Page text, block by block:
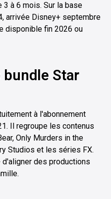
3 à 6 mois. Sur la base
arrivée Disney+ septembre
disponible fin 2026 ou
bundle Star
à l'abonnement
Il regroupe les contenus
Only Murders in the
Studios et les séries FX.
des productions